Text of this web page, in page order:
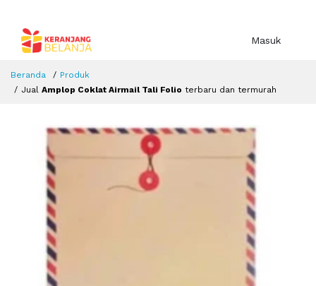
Masuk
Beranda
Produk
Jual Amplop Coklat Airmail Tali Folio terbaru dan termurah